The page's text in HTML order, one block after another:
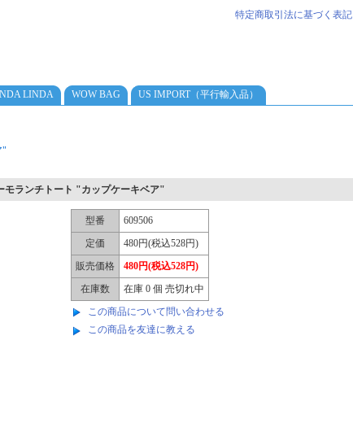
特定商取引法に基づく表記
LINDA WOW BAG US IMPORT（平行輸入品）
"
モランチトート "カップケーキベア"
型番
609506
定価
480円(税込528円)
販売価格
480円(税込528円)
在庫数
在庫 0 個 売切れ中
この商品について問い合わせる
この商品を友達に教える